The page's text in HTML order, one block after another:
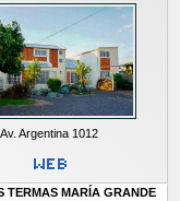
Av. Argentina 1012
TERMAS MARÍA GRANDE